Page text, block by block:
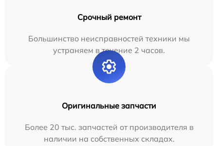
Срочный ремонт
Большинство неисправностей техники мы
устраняем в течение 2 часов.
Оригинальные запчасти
Более 20 тыс. запчастей от производителя в
наличии на собственных складах.